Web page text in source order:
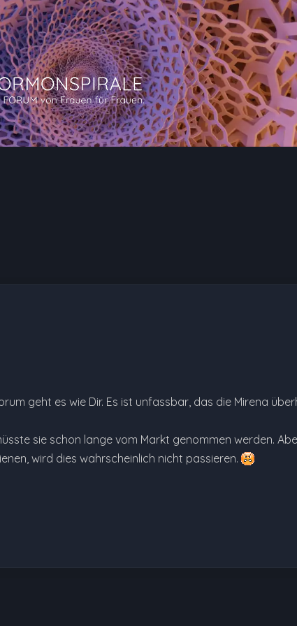
geht es wie Dir. Es ist unfassbar, das die Mirena
sie schon lange vom Markt genommen werden.
wird dies wahrscheinlich nicht passieren.